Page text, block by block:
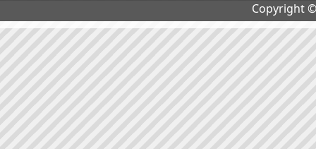
Copyright ©